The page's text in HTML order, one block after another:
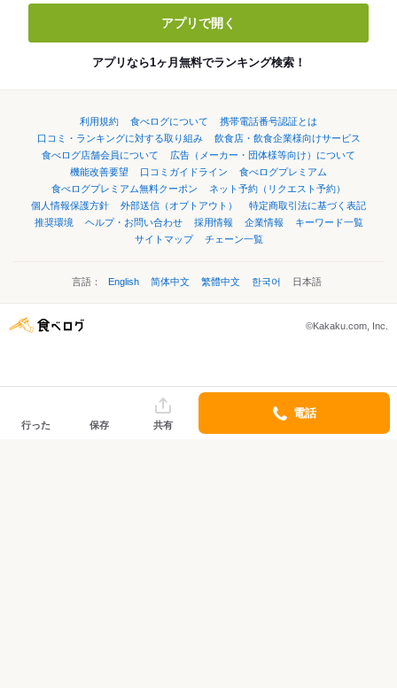
アプリで開く
アプリなら1ヶ月無料でランキング検索！
利用規約 食べログについて
携帯電話番号認証とは
口コミ・ランキングに対する取り組み
飲食店・飲食企業様向けサービス
食べログ店舗会員について
広告（メーカー・団体様等向け）について
機能改善要望
口コミガイドライン
食べログプレミアム
食べログプレミアム無料クーポン
ネット予約（リクエスト予約）
個人情報保護方針
外部送信（オプトアウト）
特定商取引法に基づく表記
推奨環境
ヘルプ・お問い合わせ 採用情報 企業情報
キーワード一覧
サイトマップ
チェーン一覧
言語： English 简体中文 繁體中文 한국어 日本語
©Kakaku.com, Inc.
行った 保存 共有
電話